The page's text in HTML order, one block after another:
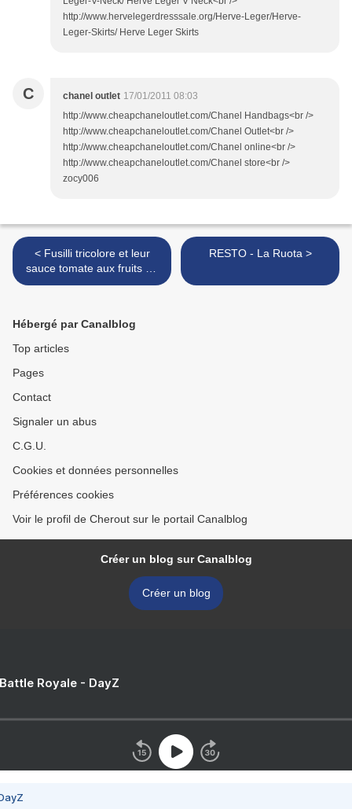
http://www.hervelegerdresssale.org/Herve-Leger/Herve-
Leger-Skirts/ Herve Leger Skirts
C chanel outlet 17/01/2011 08:03
http://www.cheapchaneloutlet.com/Chanel Handbags<br />
http://www.cheapchaneloutlet.com/Chanel Outlet<br />
http://www.cheapchaneloutlet.com/Chanel online<br />
http://www.cheapchaneloutlet.com/Chanel store<br />
zocy006
< Fusilli tricolore et leur
sauce tomate aux fruits de
mer
RESTO - La Ruota >
Hébergé par Canalblog
Top articles
Pages
Contact
Signaler un abus
C.G.U.
Cookies et données personnelles
Préférences cookies
Voir le profil de Cherout sur le portail Canalblog
Créer un blog sur Canalblog
Créer un blog
Royale - DayZ